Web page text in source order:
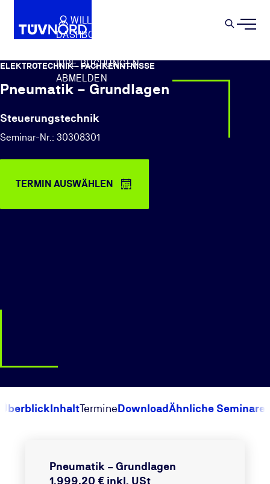
Springe zum Hauptinhalt
WILLKOMMEN
DASHBOARD
IHRE BUCHUNGEN
ABMELDEN
ELEKTROTECHNIK - FACHKENNTNISSE
Pneumatik – Grundlagen
Steuerungstechnik
Seminar-Nr.: 30308301
TERMIN AUSWÄHLEN
ÜberblickInhaltTermineDownloadÄhnliche Seminare
Pneumatik – Grundlagen
1.999,20 € inkl. USt